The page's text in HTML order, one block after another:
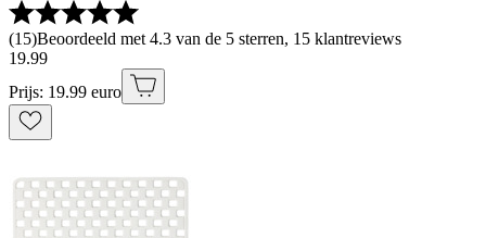
(15)Beoordeeld met 4.3 van de 5 sterren, 15 klantreviews
19.99
Prijs: 19.99 euro